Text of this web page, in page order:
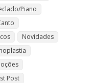
Piano
Novidades
Post